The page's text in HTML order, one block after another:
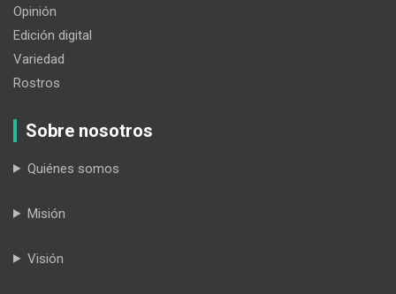
Opinión
Edición digital
Variedad
Rostros
Sobre nosotros
Quiénes somos
Misión
Visión